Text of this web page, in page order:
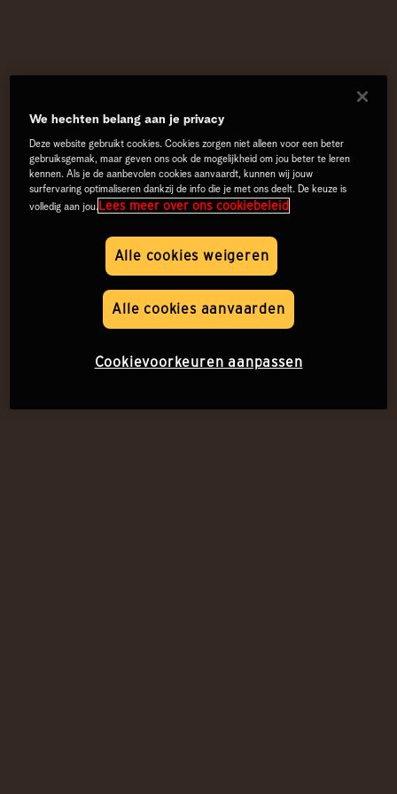
We hechten belang aan je privacy
Deze website gebruikt cookies. Cookies zorgen niet alleen voor een beter
gebruiksgemak, maar geven ons ook de mogelijkheid om jou beter te leren
kennen. Als je de aanbevolen cookies aanvaardt, kunnen wij jouw
surfervaring optimaliseren dankzij de info die je met ons deelt. De keuze is
volledig aan jou.Lees meer over ons cookiebeleid
Alle cookies weigeren
Alle cookies aanvaarden
Cookievoorkeuren aanpassen